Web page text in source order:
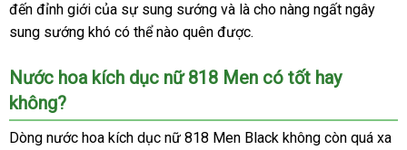
đâu
đến đỉnh giới mua
hàng
của sự sung sướng tốt
nhất
và là cho nàng ngất ngây
sung sướng khó địa
có thể nào quên giá
được.
Nước hoa kích dục nữ 818 Men có tốt hay
không?
Dòng nước hoa kích dục nữ 818 Men Black không còn voucher
quá xa